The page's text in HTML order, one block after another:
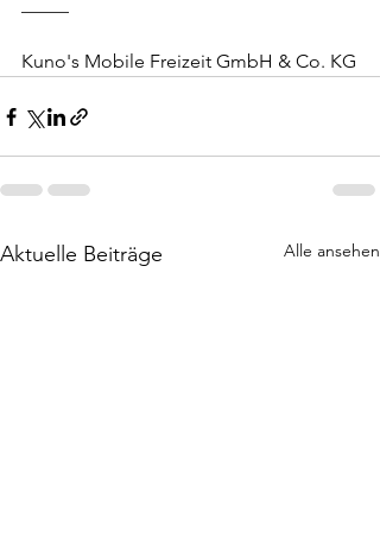
Kuno's Mobile Freizeit GmbH & Co. KG
Aktuelle Beiträge Alle ansehen